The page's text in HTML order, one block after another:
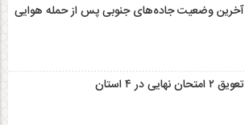
آخرین وضعیت جاده‌های جنوبی پس از حمله هوایی
تعویق ۲ امتحان نهایی در ۴ استان